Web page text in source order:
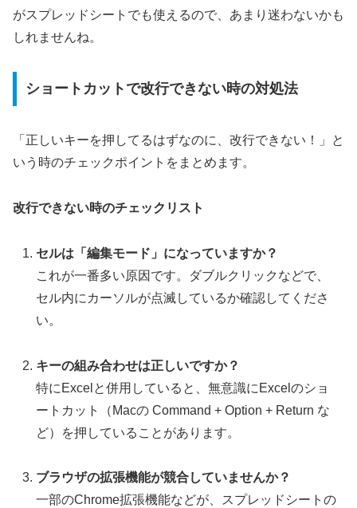
がスプレッドシートでも使えるので、あまり迷わないかも
しれませんね。
ショートカットで改行できない時の対処法
「正しいキーを押してるはずなのに、改行できない！」と
いう時のチェックポイントをまとめます。
改行できない時のチェックリスト
セルは「編集モード」になっていますか？
これが一番多い原因です。ダブルクリックなどで、
セル内にカーソルが点滅しているか確認してくださ
い。
キーの組み合わせは正しいですか？
特にExcelと併用していると、無意識にExcelのショ
ートカット（Macの Command + Option + Return な
ど）を押していることがあります。
ブラウザの拡張機能が競合していませんか？
一部のChrome拡張機能などが、スプレッドシートの